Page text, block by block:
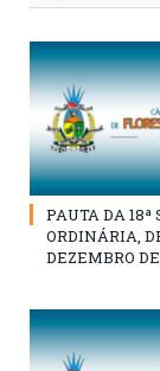
PAUTA DA 18ª
ORDINÁRIA,
DEZEMBRO